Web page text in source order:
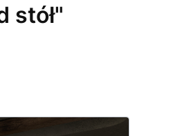
stół"